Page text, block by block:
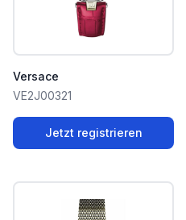
Versace
VE2J00321
Jetzt registrieren